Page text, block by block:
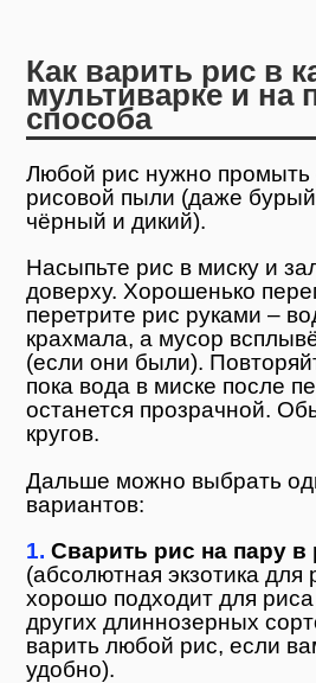
Как варить рис в
мультиварке и на
способа
Любой рис нужно промыть
рисовой пыли (даже
чёрный и дикий).
Насыпьте рис в миску и
доверху. Хорошенько
перетрите рис руками –
крахмала, а мусор
(если они были).
пока вода в миске после
останется прозрачной.
кругов.
Дальше можно выбрать
вариантов:
1. Сварить рис на пару в
(абсолютная экзотика для
хорошо подходит для
других длиннозерных
варить любой рис, если
удобно).